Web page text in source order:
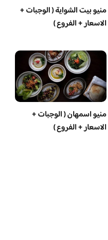
منيو بيت الشواية ( الوجبات +
الاسعار + الفروع )
منيو اسمهان ( الوجبات +
الاسعار + الفروع )